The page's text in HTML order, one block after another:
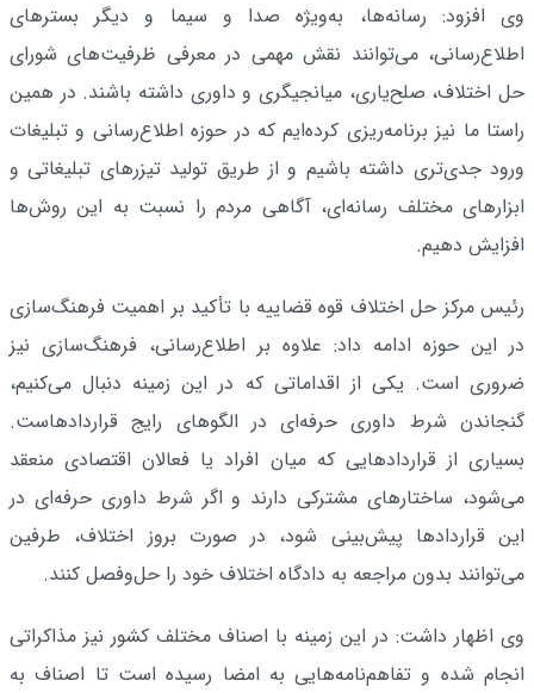
وی افزود: رسانه‌ها، به‌ویژه صدا و سیما و دیگر بسترهای
اطلاع‌رسانی، می‌توانند نقش مهمی در معرفی ظرفیت‌های شورای
حل اختلاف، صلح‌یاری، میانجیگری و داوری داشته باشند. در همین
راستا ما نیز برنامه‌ریزی کرده‌ایم که در حوزه اطلاع‌رسانی و تبلیغات
ورود جدی‌تری داشته باشیم و از طریق تولید تیزرهای تبلیغاتی و
ابزارهای مختلف رسانه‌ای، آگاهی مردم را نسبت به این روش‌ها
افزایش دهیم.
رئیس مرکز حل اختلاف قوه قضاییه با تأکید بر اهمیت فرهنگ‌سازی
در این حوزه ادامه داد: علاوه بر اطلاع‌رسانی، فرهنگ‌سازی نیز
ضروری است. یکی از اقداماتی که در این زمینه دنبال می‌کنیم،
گنجاندن شرط داوری حرفه‌ای در الگوهای رایج قراردادهاست.
بسیاری از قراردادهایی که میان افراد یا فعالان اقتصادی منعقد
می‌شود، ساختارهای مشترکی دارند و اگر شرط داوری حرفه‌ای در
این قراردادها پیش‌بینی شود، در صورت بروز اختلاف، طرفین
می‌توانند بدون مراجعه به دادگاه اختلاف خود را حل‌وفصل کنند.
وی اظهار داشت: در این زمینه با اصناف مختلف کشور نیز مذاکراتی
انجام شده و تفاهم‌نامه‌هایی به امضا رسیده است تا اصناف به